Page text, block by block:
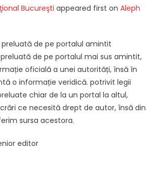
Bucureşti appeared first on Aleph
de pe portalul amintit
de pe portalul mai sus amintit,
oficială a unei autorități, însă în
o informație veridică. potrivit legii
chiar de la un portal la altul,
ce necesită drept de autor, însă din
sursa acestora.
editor